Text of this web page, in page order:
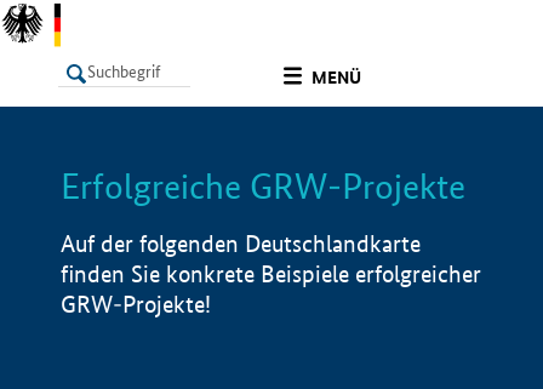
MENÜ
LISTE Info
Erfolgreiche GRW-Projekte
Auf der folgenden Deutschlandkarte
finden Sie konkrete Beispiele erfolgreicher
GRW-Projekte!